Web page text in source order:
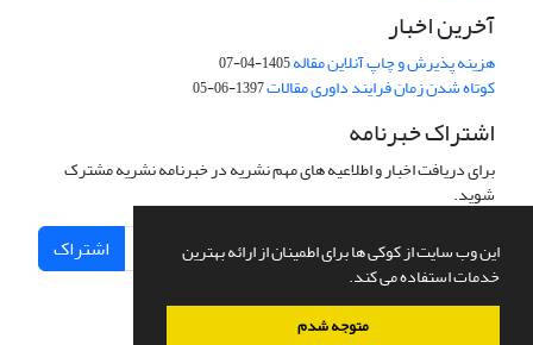
این وب سایت از کوکی ها برای اطمینان از ارائه بهترین
خدمات استفاده می کند.
متوجه شدم
آخرین اخبار
هزینه پذیرش و چاپ آنلاین مقاله1405-04-07
کوتاه شدن زمان فرایند داوری مقالات1397-06-05
اشتراک خبرنامه
برای دریافت اخبار و اطلاعیه های مهم نشریه در خبرنامه نشریه مشترک
شوید.
اشتراک